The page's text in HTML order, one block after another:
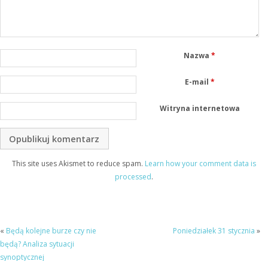
Nazwa*
E-mail *
Witryna internetowa
This site uses Akismet to reduce spam. Learn how your comment data is
processed.
« Będą kolejne burze czy nie
będą? Analiza sytuacji
synoptycznej
Poniedziałek 31 stycznia »